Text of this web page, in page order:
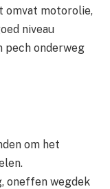
omvat motorolie,
niveau
pech onderweg
om het
oneffen wegdek